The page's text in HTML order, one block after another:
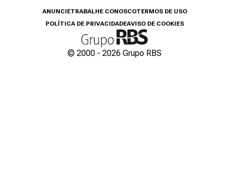
ANUNCIETRABALHE CONOSCOTERMOS DE USO
POLÍTICA DE PRIVACIDADEAVISO DE COOKIES
© 2000 - 2026 Grupo RBS